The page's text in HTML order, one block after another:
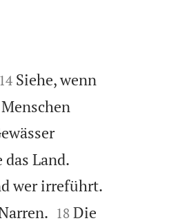

14 Siehe, wenn
Land.
wer irreführt.

18 Die